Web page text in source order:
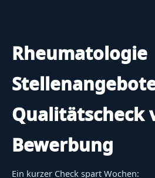
Rheumatologie
Qualitätscheck
Bewerbung
Ein kurzer Check spart Wochen: